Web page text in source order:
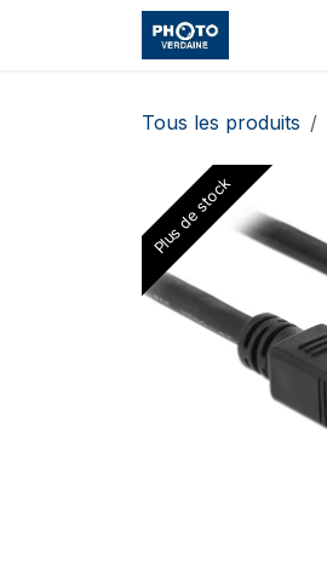
Se rendre au contenu
Tous les produits
Plus de stock